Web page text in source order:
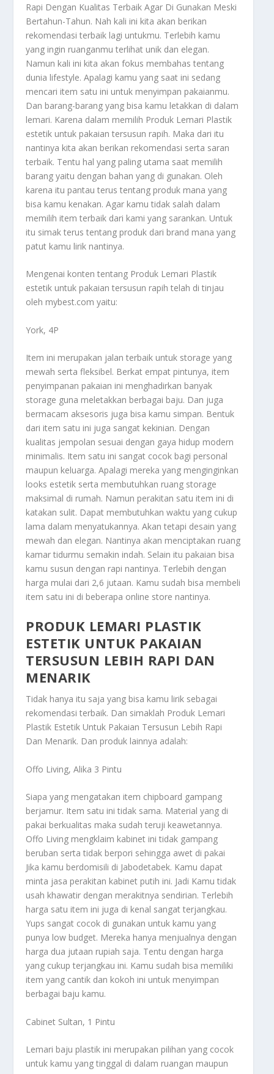
Rapi Dengan Kualitas Terbaik Agar Di Gunakan Meski
Bertahun-Tahun. Nah kali ini kita akan berikan
rekomendasi terbaik lagi untukmu. Terlebih kamu
yang ingin ruanganmu terlihat unik dan elegan.
Namun kali ini kita akan fokus membahas tentang
dunia lifestyle. Apalagi kamu yang saat ini sedang
mencari item satu ini untuk menyimpan pakaianmu.
Dan barang-barang yang bisa kamu letakkan di dalam
lemari. Karena dalam memilih Produk Lemari Plastik
estetik untuk pakaian tersusun rapih. Maka dari itu
nantinya kita akan berikan rekomendasi serta saran
terbaik. Tentu hal yang paling utama saat memilih
barang yaitu dengan bahan yang di gunakan. Oleh
karena itu pantau terus tentang produk mana yang
bisa kamu kenakan. Agar kamu tidak salah dalam
memilih item terbaik dari kami yang sarankan. Untuk
itu simak terus tentang produk dari brand mana yang
patut kamu lirik nantinya.
Mengenai konten tentang Produk Lemari Plastik
estetik untuk pakaian tersusun rapih telah di tinjau
oleh mybest.com yaitu:
York, 4P
Item ini merupakan jalan terbaik untuk storage yang
mewah serta fleksibel. Berkat empat pintunya, item
penyimpanan pakaian ini menghadirkan banyak
storage guna meletakkan berbagai baju. Dan juga
bermacam aksesoris juga bisa kamu simpan. Bentuk
dari item satu ini juga sangat kekinian. Dengan
kualitas jempolan sesuai dengan gaya hidup modern
minimalis. Item satu ini sangat cocok bagi personal
maupun keluarga. Apalagi mereka yang menginginkan
looks estetik serta membutuhkan ruang storage
maksimal di rumah. Namun perakitan satu item ini di
katakan sulit. Dapat membutuhkan waktu yang cukup
lama dalam menyatukannya. Akan tetapi desain yang
mewah dan elegan. Nantinya akan menciptakan ruang
kamar tidurmu semakin indah. Selain itu pakaian bisa
kamu susun dengan rapi nantinya. Terlebih dengan
harga mulai dari 2,6 jutaan. Kamu sudah bisa membeli
item satu ini di beberapa online store nantinya.
PRODUK LEMARI PLASTIK
ESTETIK UNTUK PAKAIAN
TERSUSUN LEBIH RAPI DAN
MENARIK
Tidak hanya itu saja yang bisa kamu lirik sebagai
rekomendasi terbaik. Dan simaklah Produk Lemari
Plastik Estetik Untuk Pakaian Tersusun Lebih Rapi
Dan Menarik. Dan produk lainnya adalah:
Offo Living, Alika 3 Pintu
Siapa yang mengatakan item chipboard gampang
berjamur. Item satu ini tidak sama. Material yang di
pakai berkualitas maka sudah teruji keawetannya.
Offo Living mengklaim kabinet ini tidak gampang
beruban serta tidak berpori sehingga awet di pakai
Jika kamu berdomisili di Jabodetabek. Kamu dapat
minta jasa perakitan kabinet putih ini. Jadi Kamu tidak
usah khawatir dengan merakitnya sendirian. Terlebih
harga satu item ini juga di kenal sangat terjangkau.
Yups sangat cocok di gunakan untuk kamu yang
punya low budget. Mereka hanya menjualnya dengan
harga dua jutaan rupiah saja. Tentu dengan harga
yang cukup terjangkau ini. Kamu sudah bisa memiliki
item yang cantik dan kokoh ini untuk menyimpan
berbagai baju kamu.
Cabinet Sultan, 1 Pintu
Lemari baju plastik ini merupakan pilihan yang cocok
untuk kamu yang tinggal di dalam ruangan maupun